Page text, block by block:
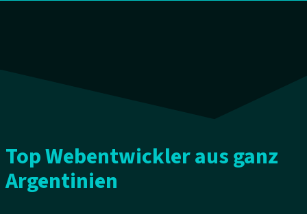
Top Webentwickler aus ganz
Argentinien